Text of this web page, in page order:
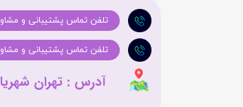
تلفن تماس پشتیبانی و مشاوره :
تلفن تماس پشتیبانی و مشاوره :